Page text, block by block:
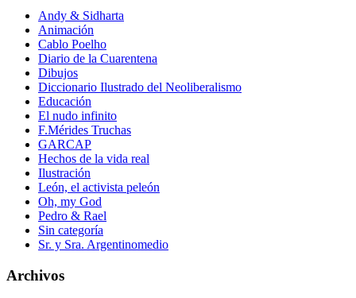
Andy & Sidharta
Animación
Cablo Poelho
Diario de la Cuarentena
Dibujos
Diccionario Ilustrado del Neoliberalismo
Educación
El nudo infinito
F.Mérides Truchas
GARCAP
Hechos de la vida real
Ilustración
León, el activista peleón
Oh, my God
Pedro & Rael
Sin categoría
Sr. y Sra. Argentinomedio
Archivos